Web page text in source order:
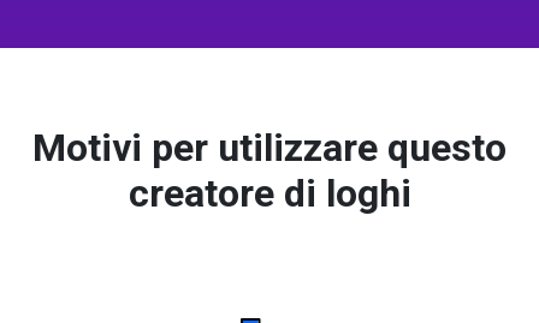
Motivi per utilizzare questo
creatore di loghi